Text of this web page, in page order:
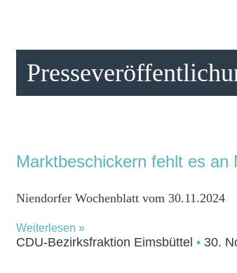
Marktbeschickern fehlt es an
Niendorfer Wochenblatt vom 30.11.2024
Weiterlesen »
CDU-Bezirksfraktion Eimsbüttel 30.